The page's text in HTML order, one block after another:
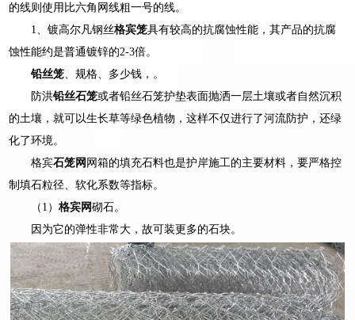
的线则使用比六角网线粗一号的线。
1、镀高尔凡钢丝格宾笼具有较高的抗腐蚀性能，其产品的抗腐
蚀性能约是普通镀锌的2-3倍。
铅丝笼 、规格、多少钱，。
防洪铅丝石笼或者铅丝石笼护垫表面抛洒一层土壤或者自然沉积
的土壤，就可以生长草等绿色植物，这样不仅进行了河流防护，还绿
化了环境。
格宾石笼网 网箱的填充石料也是护岸施工的主要材料，要严格控
制填石粒径、软化系数等指标。
（1）格宾网砌石。
因为它的弹性非常大，故可装更多的石块。